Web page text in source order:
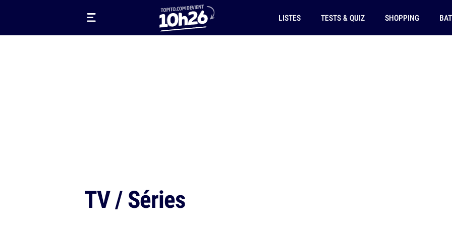
LISTES TESTS & QUIZ SHOPPING
TV / Séries